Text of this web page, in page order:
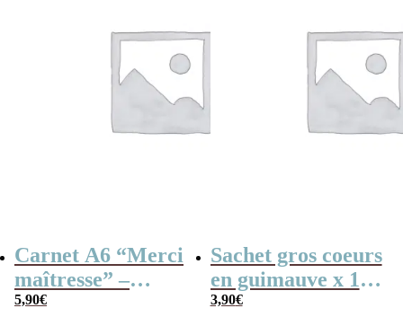
Carnet A6 “Merci
maîtresse” –
Cadeau maîtresse,
5,90€
Sachet gros coeurs
en guimauve x 15
– “Merci” –
3,90€